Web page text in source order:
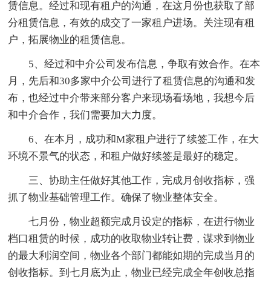
赁信息。经过和现有租户的沟通，在这月份也获取了部
分租赁信息，有效的成交了一家租户进场。关注现有租
户，拓展物业的租赁信息。
5、经过和中介公司发布信息，争取有效合作。在本
月，先后和30多家中介公司进行了租赁信息的沟通和发
布，也经过中介带来部分客户来现场看场地，我想今后
和中介合作，我们需要加大力度。
6、在本月，成功和M家租户进行了续签工作，在大
环境不景气的状态，和租户做好续签是最好的稳定。
三、协助主任做好其他工作，完成月创收指标，强
抓了物业基础管理工作。确保了物业整体安全。
七月份，物业超额完成月设定的指标，在进行物业
档口租赁的时候，成功的收取物业转让费，谋求到物业
的最大利润空间，物业各个部门都能如期的完成当月的
创收指标。到七月底为止，物业已经完成全年创收总指